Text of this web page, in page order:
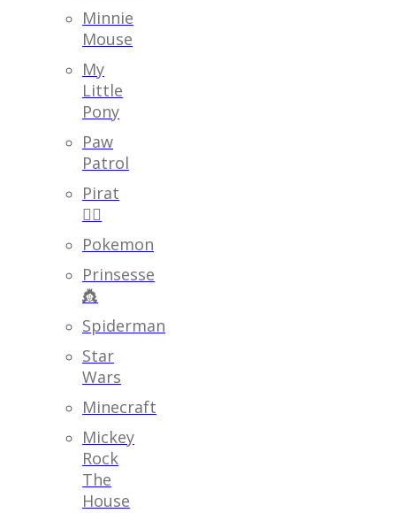
Minnie
Mouse
My
Little
Pony
Paw
Patrol
Pirat
🏴‍☠️
Pokemon
Prinsesse
👸
Spiderman
Star
Wars
Minecraft
Mickey
Rock
The
House